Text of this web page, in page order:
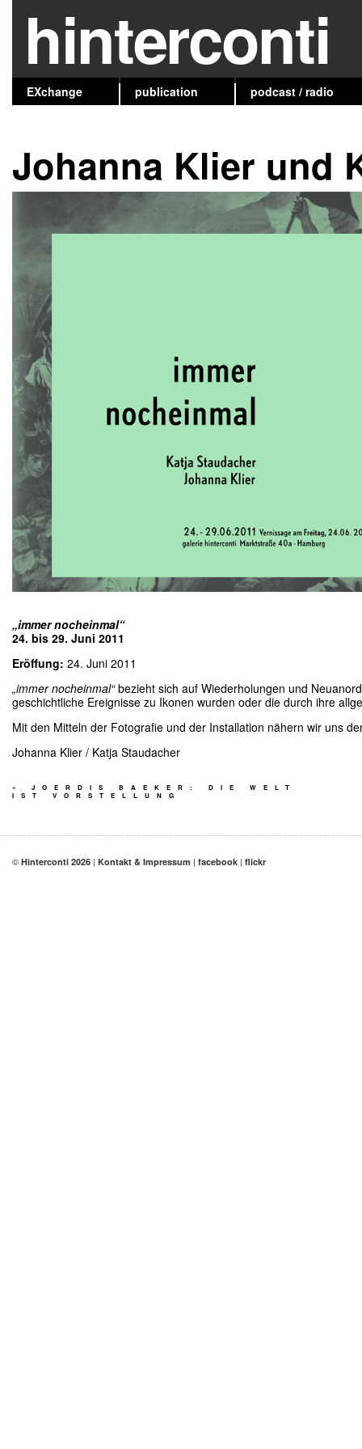
hinterconti
EXchange publication podcast / radio
Johanna Klier und
„immer nocheinmal“
24. bis 29. Juni 2011
Eröffung: 24. Juni 2011
„immer nocheinmal“bezieht sich auf Wiederholungen und
geschichtliche Ereignisse zu Ikonen wurden oder die durch ihre
Mit den Mitteln der Fotografie und der Installation nähern wir uns
Johanna Klier / Katja Staudacher
«
JOERDIS BAEKER: DIE WELT
IST VORSTELLUNG
© Hinterconti 2026 | Kontakt & Impressum | facebook | flickr